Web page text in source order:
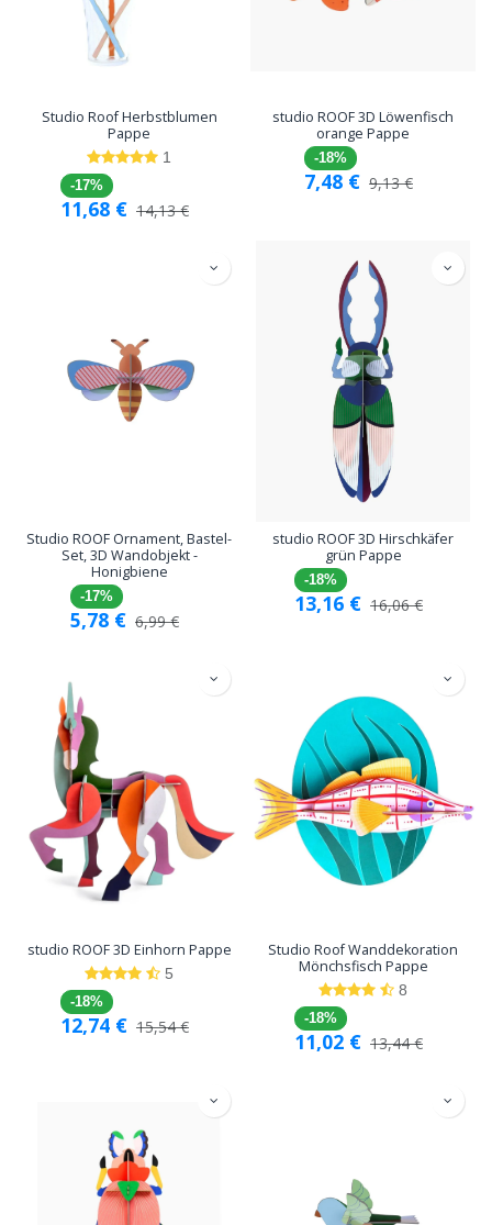
Studio Roof Herbstblumen
Pappe
1
-17%
11,68 € 14,13€
studio ROOF 3D Löwenfisch
orange Pappe
-18%
7,48 € 9,13€
Studio ROOF Ornament, Bastel-
Set, 3D Wandobjekt -
Honigbiene
-17%
5,78 € 6,99€
studio ROOF 3D Hirschkäfer
grün Pappe
-18%
13,16 € 16,06€
studio ROOF 3D Einhorn Pappe
5
-18%
12,74 € 15,54€
Studio Roof Wanddekoration
Mönchsfisch Pappe
8
-18%
11,02 € 13,44€